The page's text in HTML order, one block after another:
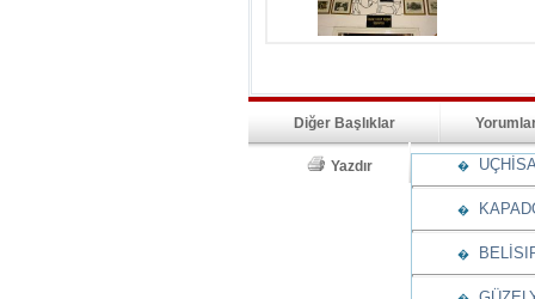
Diğer Başlıklar
Yazdır �
�
�